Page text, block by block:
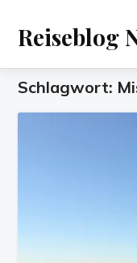
Reiseblog
Schlagwort: